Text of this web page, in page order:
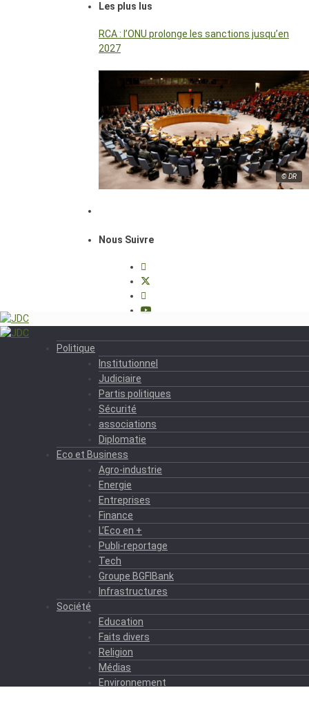
Les plus lus
RCA : l’ONU prolonge les sanctions jusqu’en
2027
© DR
Nous Suivre
Politique
Institutionnel
Judiciaire
Partis politiques
Sécurité
associations
Diplomatie
Eco et Business
Agro-industrie
Energie
Entreprises
Finance
L’Eco en +
Publi-reportage
Tech
Groupe BGFIBank
Infrastructures
Société
Education
Faits divers
Religion
Médias
Environnement